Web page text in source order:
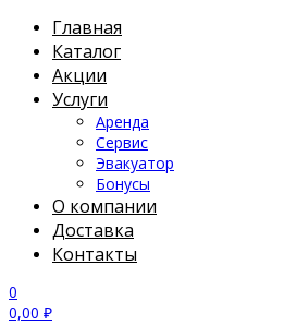
Главная
Каталог
Акции
Услуги
Аренда
Сервис
Эвакуатор
Бонусы
О компании
Доставка
Контакты
0
0,00 ₽